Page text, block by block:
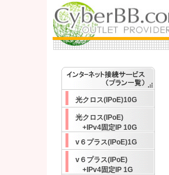
光クロス(IPoE)10G
光クロス(IPoE)
+IPv4固定IP 10G
v６プラス(IPoE)1G
v６プラス(IPoE)
+IPv4固定IP 1G